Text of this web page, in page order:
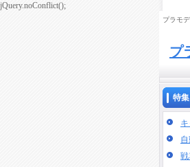
jQuery.noConflict();
プラモ
プ
特集